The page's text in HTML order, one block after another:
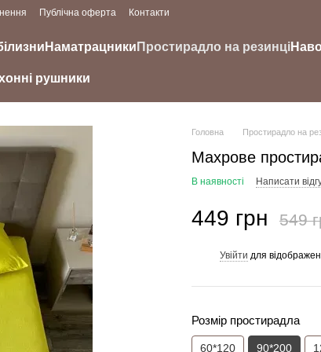
Публічна оферта Контакти
Наматрацники Простирадло на резинці
рушники
Головна Простирадло на
Махрове
В наявності Написати
449 грн 549
Увійти для
Розмір простирадла
60*120 90*200